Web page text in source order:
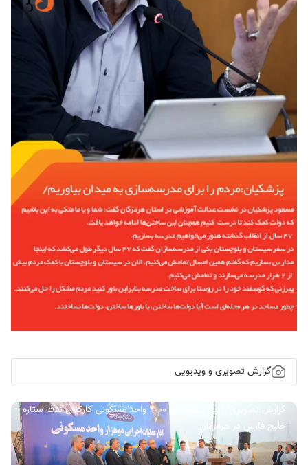
گزارش تصویری و ویدیویی
گزارش تصویری/ آیین کلنگ زنی ۲۰۰۰ واحد مسکونی کارکنان نفت ستاره
خلیج فارس در هرمزگان